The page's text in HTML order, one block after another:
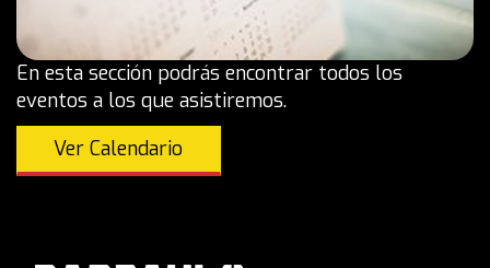
En esta sección podrás encontrar todos los
eventos a los que asistiremos.
Ver Calendario